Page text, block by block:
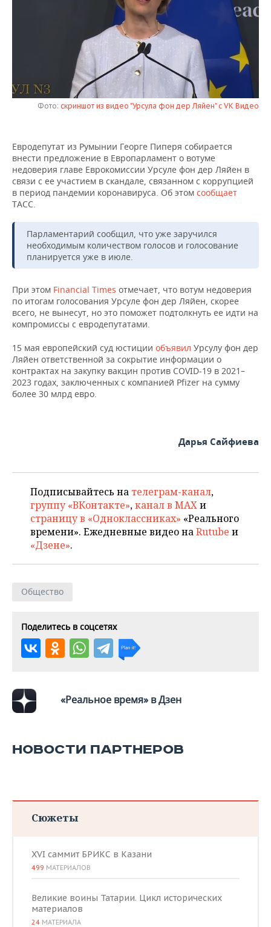
ЭНЕРГЕТИКА
РОЗНИЧНАЯ ТОРГОВЛЯ
НОВОСТИ ТЕХНОЛОГИЙ
ТЕЛЕКОММУНИКАЦИИ
НОВОСТИ МЕРОПРИЯТИЙ
ВЫЕЗДНАЯ РЕДАКЦИЯ
БИЗНЕС-БРАНЧИ
ОТКРЫТАЯ ЛЕКЦИЯ
НОВОСТИ СПОРТА
ФУТБОЛ
БАСКЕТБОЛ
ВОЛЕЙБОЛ
ФИГУРНОЕ КАТАНИЕ
ХОККЕЙ С МЯЧОМ
НОВОСТИ ОБЩЕСТВА
ИНФРАСТРУКТУРА
ИСТОРИЯ
МЕДИЦИНА
ПРОИСШЕСТВИЯ
ФОТОГАЛЕРЕЯ
СПРАВОЧНИК
СПИСОК ПЕРСОН
ПОЛНАЯ ВЕРСИЯ
Фото: скриншот из видео "Урсула фон дер Ляйен" с VK Видео
Евродепутат из Румынии Георге Пиперя собирается
внести предложение в Европарламент о вотуме
недоверия главе Еврокомиссии Урсуле фон дер Ляйен в
связи с ее участием в скандале, связанном с коррупцией
в период пандемии коронавируса. Об этом сообщает
ТАСС.
Парламентарий сообщил, что уже заручился
необходимым количеством голосов и голосование
планируется уже в июле.
При этом Financial Times отмечает, что вотум недоверия
по итогам голосования Урсуле фон дер Ляйен, скорее
всего, не вынесут, но это поможет подтолкнуть ее идти на
компромиссы с евродепутатами.
15 мая европейский суд юстиции объявил Урсулу фон дер
Ляйен ответственной за сокрытие информации о
контрактах на закупку вакцин против COVID-19 в 2021–
2023 годах, заключенных с компанией Pfizer на сумму
более 30 млрд евро.
Дарья Сайфиева
Подписывайтесь на телеграм-канал,
группу «ВКонтакте»,канал в MAXи
страницу в «Одноклассниках» «Реального
времени». Ежедневные видео наRutube и
«Дзене».
Общество
Поделитесь в соцсетях
«Реальное время» в Дзен
НОВОСТИ ПАРТНЕРОВ
Сюжеты
XVI саммит БРИКС в Казани
499 МАТЕРИАЛОВ
Великие воины Татарии. Цикл исторических
материалов
24 МАТЕРИАЛА